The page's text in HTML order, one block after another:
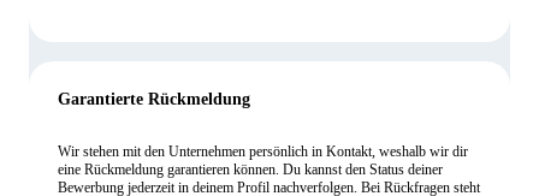
Garantierte Rückmeldung
Wir stehen mit den Unternehmen persönlich in Kontakt, weshalb wir dir
eine Rückmeldung garantieren können. Du kannst den Status deiner
Bewerbung jederzeit in deinem Profil nachverfolgen. Bei Rückfragen steht